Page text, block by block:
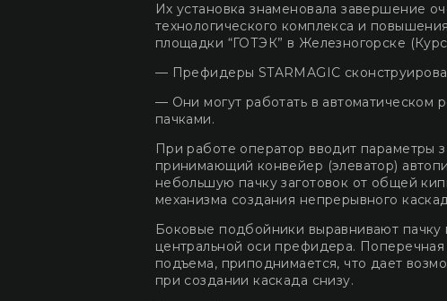
Их установка знаменовала завершение
технологического комплекса и
площадки “ГОТЭК” в Железногорске
— Префидеры STARMAGIC
— Они могут работать в
пачками.
При работе оператор вводит параметры
принимающий конвейер (элеватор)
небольшую пачку заготовок от общей
механизма создания непрерывного
Боковые подбойники выравнивают
центральной оси префидера.
подъема, приподнимается, что дает
при создании каскада снизу.